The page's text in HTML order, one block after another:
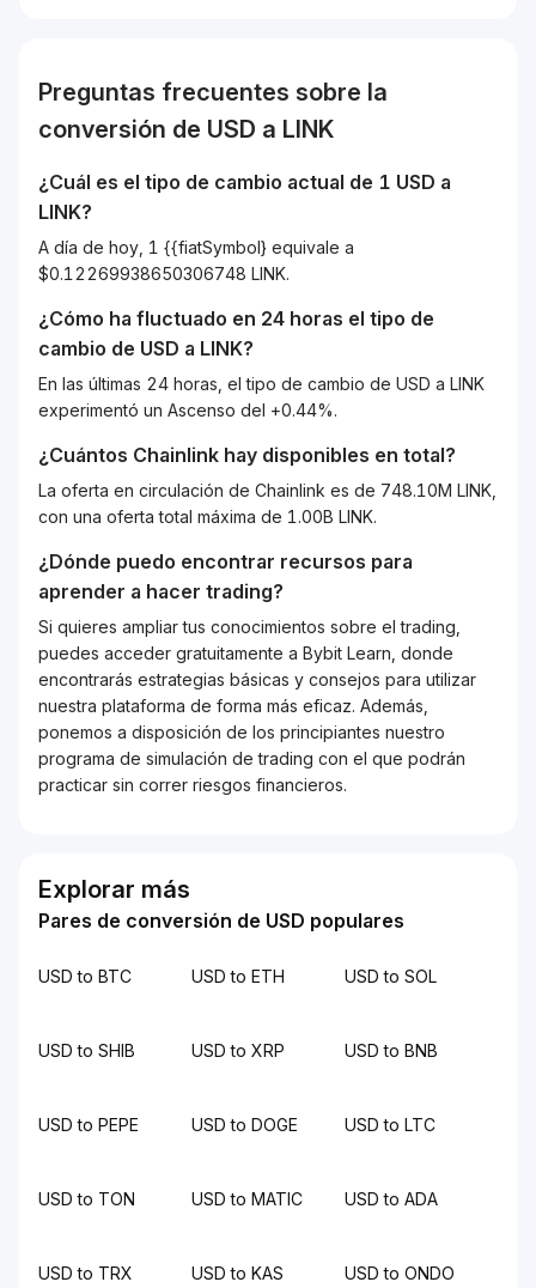
Preguntas frecuentes sobre la
conversión de USD a LINK
¿Cuál es el tipo de cambio actual de 1 USD a
LINK?
A día de hoy, 1 {{fiatSymbol} equivale a
$0.12269938650306748 LINK.
¿Cómo ha fluctuado en 24 horas el tipo de
cambio de USD a LINK?
En las últimas 24 horas, el tipo de cambio de USD a LINK
experimentó un Ascenso del +0.44%.
¿Cuántos Chainlink hay disponibles en total?
La oferta en circulación de Chainlink es de 748.10M LINK,
con una oferta total máxima de 1.00B LINK.
¿Dónde puedo encontrar recursos para
aprender a hacer trading?
Si quieres ampliar tus conocimientos sobre el trading,
puedes acceder gratuitamente a Bybit Learn, donde
encontrarás estrategias básicas y consejos para utilizar
nuestra plataforma de forma más eficaz. Además,
ponemos a disposición de los principiantes nuestro
programa de simulación de trading con el que podrán
practicar sin correr riesgos financieros.
Explorar más
Pares de conversión de USD populares
USD to BTC USD to ETH USD to SOL
USD to SHIB USD to XRP USD to BNB
USD to PEPE USD to DOGE USD to LTC
USD to TON USD to MATIC USD to ADA
USD to TRX USD to KAS USD to ONDO